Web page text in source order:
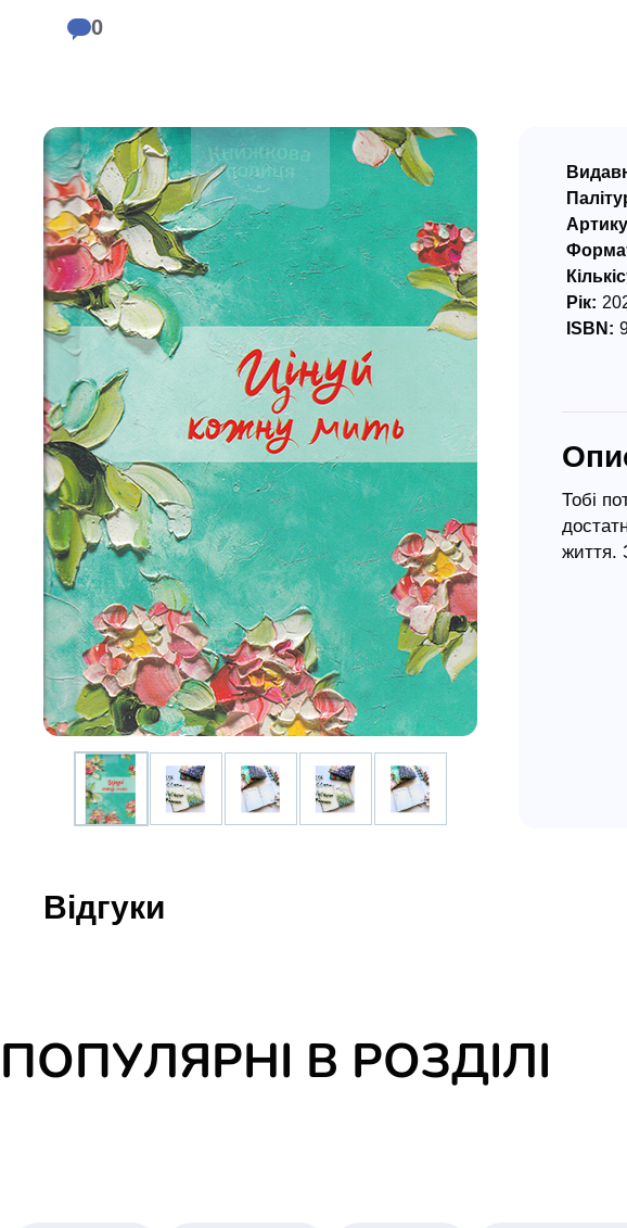
Свіжі надходження, актуальна
література та нові автори на нашій
полиці.
Книги іноземними мовами
Лідерство
Нерелігійні видання
Церковні традиції
Служіння Церкви
Публіцистика
Богослів`я
Шлюб і сім`я
Здоров`я / Харчування
Юдаїзм
Огляд релігій
Художня література
0
Рік:
ISBN:
Тобі
життя.
Відгуки
ПОПУЛЯРНІ В РОЗДІЛІ